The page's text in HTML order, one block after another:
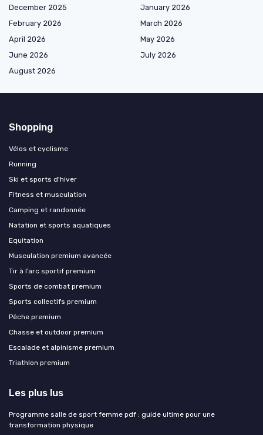
December 2025
January 2026
February 2026
March 2026
April 2026
May 2026
June 2026
July 2026
August 2026
Shopping
Vélos et cyclisme
Running
Ski et sports d'hiver
Fitness et musculation
Camping et randonnée
Natation et sports aquatiques
Equitation
Musculation premium avancée
Tir à l’arc sportif premium
Sports de combat premium
Sports collectifs premium
Pêche premium
Chasse et outdoor premium
Escalade et alpinisme premium
Triathlon premium
Les plus lus
Programme salle de sport femme pdf : guide ultime pour une
transformation physique